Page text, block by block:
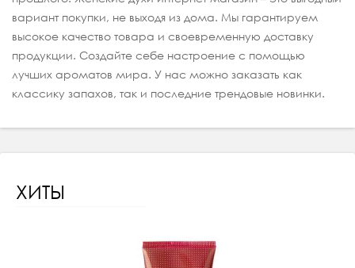
вариант покупки, не выходя из дома. Мы гарантируем
высокое качество товара и своевременную доставку
продукции. Создайте себе настроение с помощью
лучших ароматов мира. У нас можно заказать как
классику запахов, так и последние трендовые новинки.
ХИТЫ